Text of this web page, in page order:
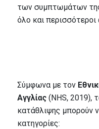
των συμπτωμάτων
όλο και περισσότεροι
Σύμφωνα με τον
Αγγλίας (NHS, 2019),
κατάθλιψης μπορούν
κατηγορίες: